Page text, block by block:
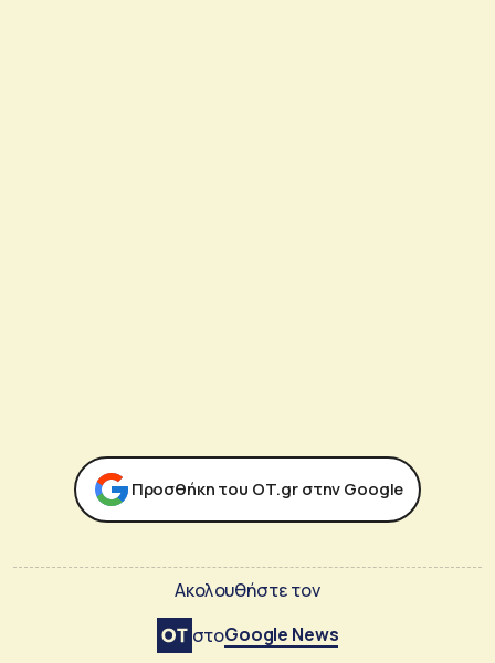
Προσθήκη του ΟΤ.gr στην Google
Ακολουθήστε τον
στοGoogle News